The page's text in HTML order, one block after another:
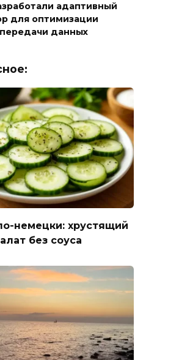
адаптивный
для оптимизации
данных
немецки: хрустящий
без соуса